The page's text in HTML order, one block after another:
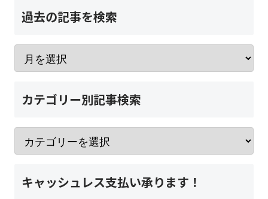
過去の記事を検索
カテゴリー別記事検索
キャッシュレス支払い承ります！